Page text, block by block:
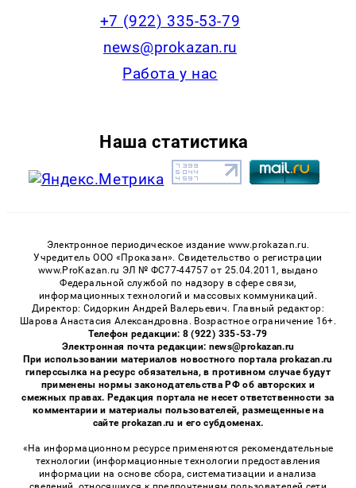
+7 (922) 335-53-79
news@prokazan.ru
Работа у нас
Наша статистика
Электронное периодическое издание www.prokazan.ru.
Учредитель ООО «Проказан». Cвидетельство о регистрации
www.ProKazan.ru ЭЛ № ФС77-44757 от 25.04.2011, выдано
Федеральной службой по надзору в сфере связи,
информационных технологий и массовых коммуникаций.
Директор: Сидоркин Андрей Валерьевич. Главный редактор:
Шарова Анастасия Александровна. Возрастное ограничение 16+.
Телефон редакции: 8 (922) 335-53-79
Электронная почта редакции: news@prokazan.ru
При использовании материалов новостного портала prokazan.ru
гиперссылка на ресурс обязательна, в противном случае будут
применены нормы законодательства РФ об авторских и
смежных правах. Редакция портала не несет ответственности за
комментарии и материалы пользователей, размещенные на
сайте prokazan.ru и его субдоменах.
«На информационном ресурсе применяются рекомендательные
технологии (информационные технологии предоставления
информации на основе сбора, систематизации и анализа